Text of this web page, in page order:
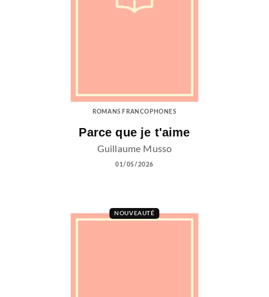
ROMANS FRANCOPHONES
Parce que je t'aime
Guillaume Musso
01/05/2026
NOUVEAUTÉ